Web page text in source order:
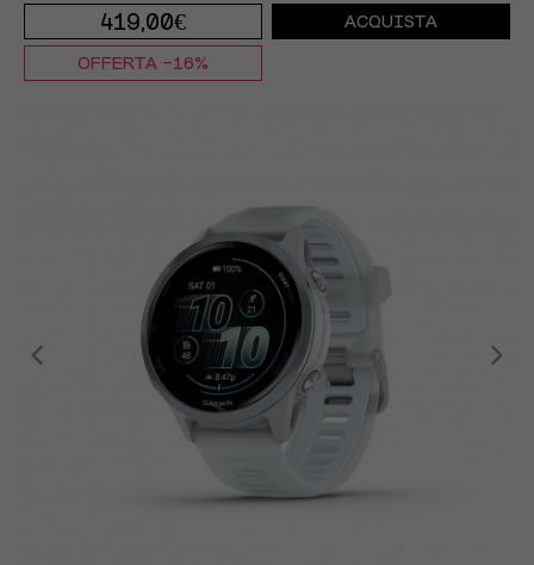
419,00€ ACQUISTA
OFFERTA -16%